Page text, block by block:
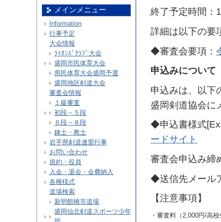
終了予定時間：
詳細は以下の要
◆審査会要項：
申込みについて
申込みは、以下
盛岡剣道協会に
◆申込書様式
ードサイト
審査会申込み締
◆送信先メール
【注意事項】
・審査料（2,000円/高
メインメニュー
Information
行事予定
大会情報
ﾗｲｵﾝｽﾞｸﾗﾌﾞ大会
盛岡市民体育大会
県民体育大会盛岡予選
盛岡地区剣道大会
審査会情報
１級審査
初段～５段
６段～８段
錬士・教士
岩手県剣道連盟行事
お問い合わせ
規約・役員
入会・退会・会費納入
各種様式
道場検索
新明館橋市道場
盛岡仙北剣道スポーツ少年